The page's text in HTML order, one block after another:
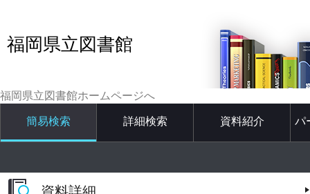
福岡県立図書館
福岡県立図書館ホームページへ
簡易検索 詳細検索 資料紹介 パ